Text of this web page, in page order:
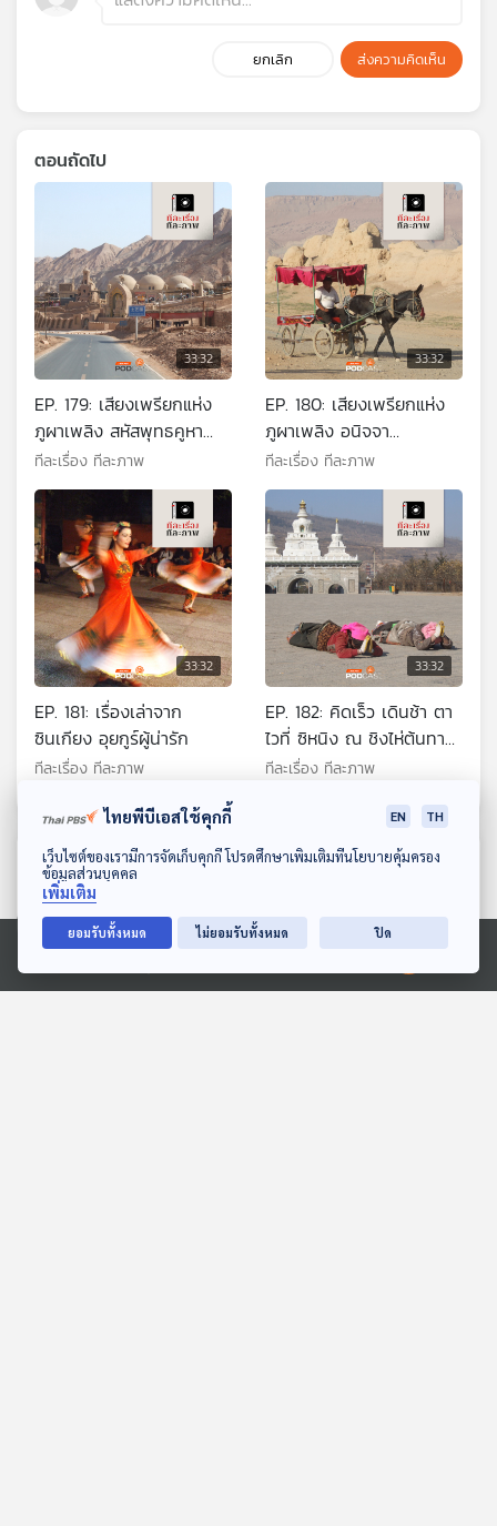
ดาวน์โหลด Thai PBS Podcast Application
Ⓒ 2020 องค์การกระจายเสียงและแพร่ภาพสาธารณะแห่งประเทศไทย
ยกเลิก ส่งความคิดเห็น
ตอนถัดไป
33:32
EP. 179: เสียงเพรียกแห่ง
ภูผาเพลิง สหัสพุทธคูหา
เบซคลิก
ทีละเรื่อง ทีละภาพ
33:32
EP. 180: เสียงเพรียกแห่ง
ภูผาเพลิง อนิจจา
อาณาจักรเกาชาง
ทีละเรื่อง ทีละภาพ
33:32
EP. 181: เรื่องเล่าจาก
ซินเกียง อุยกูร์ผู้น่ารัก
ทีละเรื่อง ทีละภาพ
33:32
EP. 182: คิดเร็ว เดินช้า ตา
ไวที่ ซิหนิง ณ ชิงไห่ต้นทาง
รถไฟสูงสุดโลก
ทีละเรื่อง ทีละภาพ
ตอนที่เกี่ยวข้อง
ไทยพีบีเอสใช้คุกกี้ EN TH
เว็บไซต์ของเรามีการจัดเก็บคุกกี้ โปรดศึกษาเพิ่มเติมที่นโยบายคุ้มครอง
ข้อมูลส่วนบุคคล
เพิ่มเติม
ยอมรับทั้งหมด ไม่ยอมรับทั้งหมด ปิด